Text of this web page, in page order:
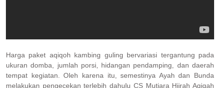
Harga paket aqiqoh kambing guling bervariasi tergantung pada
ukuran domba, jumlah porsi, hidangan pendamping, dan daerah
tempat kegiatan. Oleh karena itu, semestinya Ayah dan Bunda
melakukan pengecekan terlebih dahulu CS Mutiara Hijrah Aqiqah